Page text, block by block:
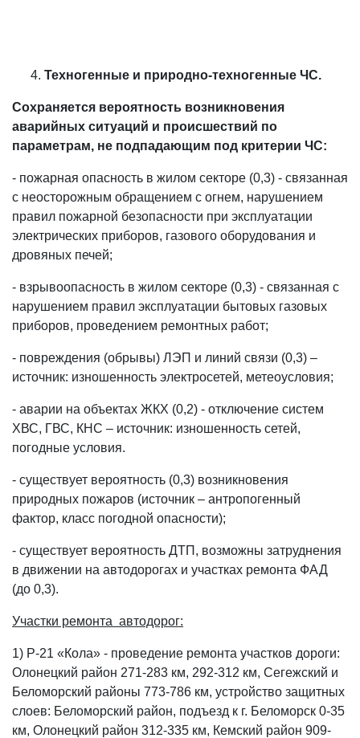
Техногенные и природно-техногенные ЧС.
Сохраняется вероятность возникновения
аварийных ситуаций и происшествий по
параметрам, не подпадающим под критерии ЧС:
- пожарная опасность в жилом секторе (0,3) - связанная
с неосторожным обращением с огнем, нарушением
правил пожарной безопасности при эксплуатации
электрических приборов, газового оборудования и
дровяных печей;
- взрывоопасность в жилом секторе (0,3) - связанная с
нарушением правил эксплуатации бытовых газовых
приборов, проведением ремонтных работ;
- повреждения (обрывы) ЛЭП и линий связи (0,3) –
источник: изношенность электросетей, метеоусловия;
- аварии на объектах ЖКХ (0,2) - отключение систем
ХВС, ГВС, КНС – источник: изношенность сетей,
погодные условия.
- существует вероятность (0,3) возникновения
природных пожаров (источник – антропогенный
фактор, класс погодной опасности);
- существует вероятность ДТП, возможны затруднения
в движении на автодорогах и участках ремонта ФАД
(до 0,3).
Участки ремонта автодорог:
1) Р-21 «Кола» - проведение ремонта участков дороги:
Олонецкий район 271-283 км, 292-312 км, Сегежский и
Беломорский районы 773-786 км, устройство защитных
слоев: Беломорский район, подъезд к г. Беломорск 0-35
км, Олонецкий район 312-335 км, Кемский район 909-